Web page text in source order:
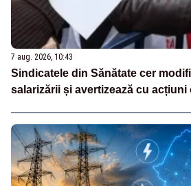
7 aug. 2026, 10:43
Sindicatele din Sănătate cer
salarizării și avertizează cu acțiuni